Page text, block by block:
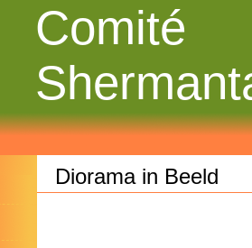
Comité
Diorama in Beeld